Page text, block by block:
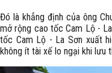
Đó là khẳng định của ông
mở rộng cao tốc Cam Lộ -
tốc Cam Lộ - La Sơn xuất
không ít tài xế lo ngại khi lưu